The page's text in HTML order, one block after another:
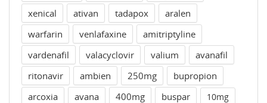
xenical
ativan tadapox
aralen
warfarin
venlafaxine
amitriptyline
vardenafil
valacyclovir valium
avanafil
ritonavir
ambien 250mg
bupropion
arcoxia
avana 400mg buspar
10mg